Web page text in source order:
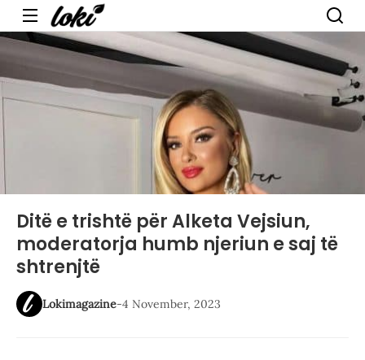
Menu
Ditë e trishtë për Alketa Vejsiun,
moderatorja humb njeriun e saj të
shtrenjtë
Lokimagazine-4 November, 2023